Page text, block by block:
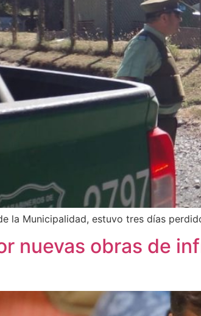
la Municipalidad, estuvo tres días
nuevas obras de